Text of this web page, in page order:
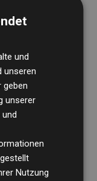
BDOüberprüft
Methodik, um
in
200 % der
und
unseren
geben
unserer
Nutzung